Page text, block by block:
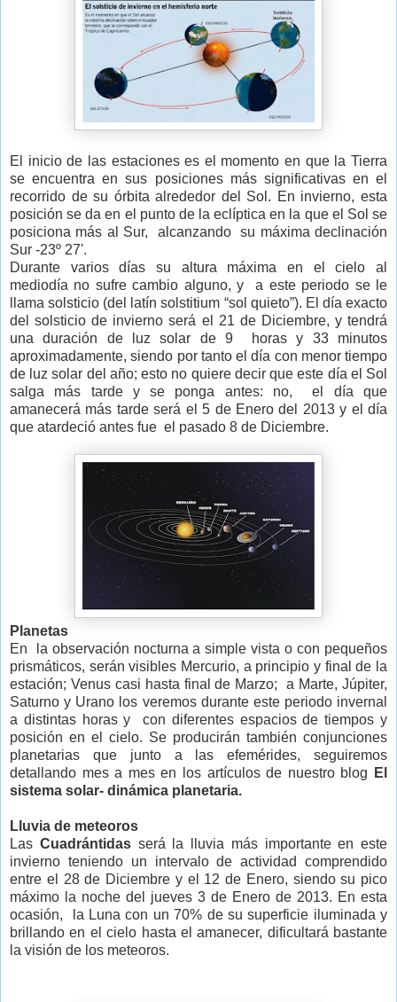
El inicio de las estaciones es el momento en que la Tierra
se encuentra en sus posiciones más significativas en el
recorrido de su órbita alrededor del Sol. En invierno, esta
posición se da en el punto de la eclíptica en la que el Sol se
posiciona más al Sur, alcanzando su máxima declinación
Sur -23º 27'.
Durante varios días su altura máxima en el cielo al
mediodía no sufre cambio alguno, y a este periodo se le
llama solsticio (del latín solstitium “sol quieto”). El día exacto
del solsticio de invierno será el 21 de Diciembre, y tendrá
una duración de luz solar de 9 horas y 33 minutos
aproximadamente, siendo por tanto el día con menor tiempo
de luz solar del año; esto no quiere decir que este día el Sol
salga más tarde y se ponga antes: no, el día que
amanecerá más tarde será el 5 de Enero del 2013 y el día
que atardeció antes fue el pasado 8 de Diciembre.
Planetas
En la observación nocturna a simple vista o con pequeños
prismáticos, serán visibles Mercurio, a principio y final de la
estación; Venus casi hasta final de Marzo; a Marte, Júpiter,
Saturno y Urano los veremos durante este periodo invernal
a distintas horas y con diferentes espacios de tiempos y
posición en el cielo. Se producirán también conjunciones
planetarias que junto a las efemérides, seguiremos
detallando mes a mes en los artículos de nuestro blog
El
sistema solar- dinámica planetaria.
Lluvia de meteoros
Las Cuadrántidasserá la lluvia más importante en este
invierno teniendo un intervalo de actividad comprendido
entre el 28 de Diciembre y el 12 de Enero, siendo su pico
máximo la noche del jueves 3 de Enero de 2013. En esta
ocasión, la Luna con un 70% de su superficie iluminada y
brillando en el cielo hasta el amanecer, dificultará bastante
la visión de los meteoros.